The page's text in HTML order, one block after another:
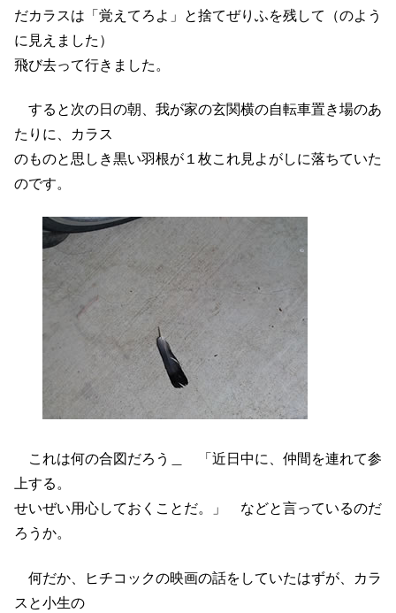
だカラスは「覚えてろよ」と捨てぜりふを残して（のよう
に見えました）
飛び去って行きました。
すると次の日の朝、我が家の玄関横の自転車置き場のあ
たりに、カラス
のものと思しき黒い羽根が１枚これ見よがしに落ちていた
のです。
これは何の合図だろう＿ 「近日中に、仲間を連れて参
上する。
せいぜい用心しておくことだ。」 などと言っているのだ
ろうか。
何だか、ヒチコックの映画の話をしていたはずが、カラ
スと小生の